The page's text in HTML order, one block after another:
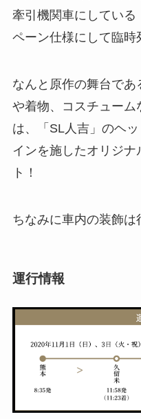
牽引機関車にしてい
ペーン仕様にして臨時
なんと原作の舞台で
や着物、コスチュー
は、「SL人吉」のヘ
インを施したオリジ
ト！
ちなみに車内の装飾は
運行情報